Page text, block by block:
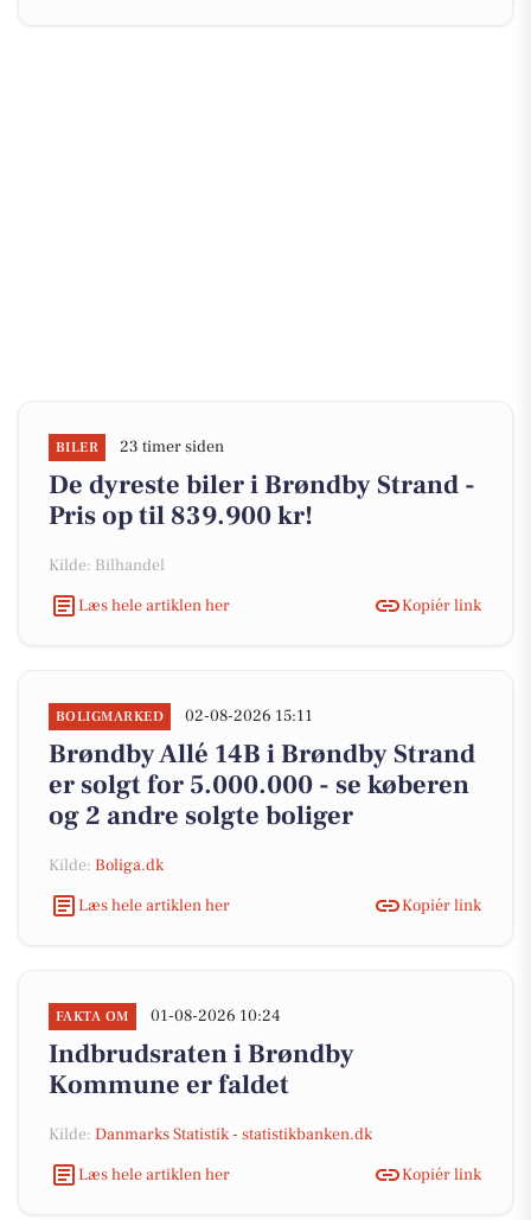
BILER 23 timer siden
De dyreste biler i Brøndby Strand -
Pris op til 839.900 kr!
Kilde: Bilhandel
Læs hele artiklen her
Kopiér link
BOLIGMARKED 02-08-2026 15:11
Brøndby Allé 14B i Brøndby Strand
er solgt for 5.000.000 - se køberen
og 2 andre solgte boliger
Kilde: Boliga.dk
Læs hele artiklen her
Kopiér link
FAKTA OM 01-08-2026 10:24
Indbrudsraten i Brøndby
Kommune er faldet
Kilde: Danmarks Statistik - statistikbanken.dk
Læs hele artiklen her
Kopiér link